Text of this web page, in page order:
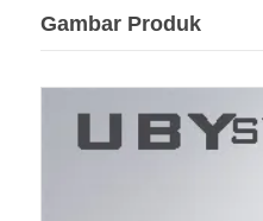
Gambar Produk